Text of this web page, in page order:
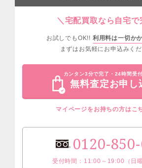
＼宅配買取なら自宅で
お試しでもOK!! 利用料は一切か
まずはお気軽にお申込みくだ
カンタン3分で完了・24時間受付
無料査定お申し
マイページをお持ちの方はこ
0120-
受付時間：11:00～19:00（日曜